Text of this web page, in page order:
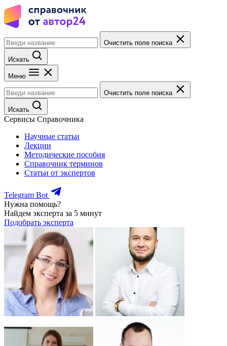
Очистить поле поиска
Искать
Меню
Очистить поле поиска
Искать
Сервисы Справочника
Научные статьи
Лекции
Методические пособия
Справочник терминов
Статьи от экспертов
Telegram Bot
Нужна помощь?
Найдем эксперта за 5 минут
Подобрать эксперта